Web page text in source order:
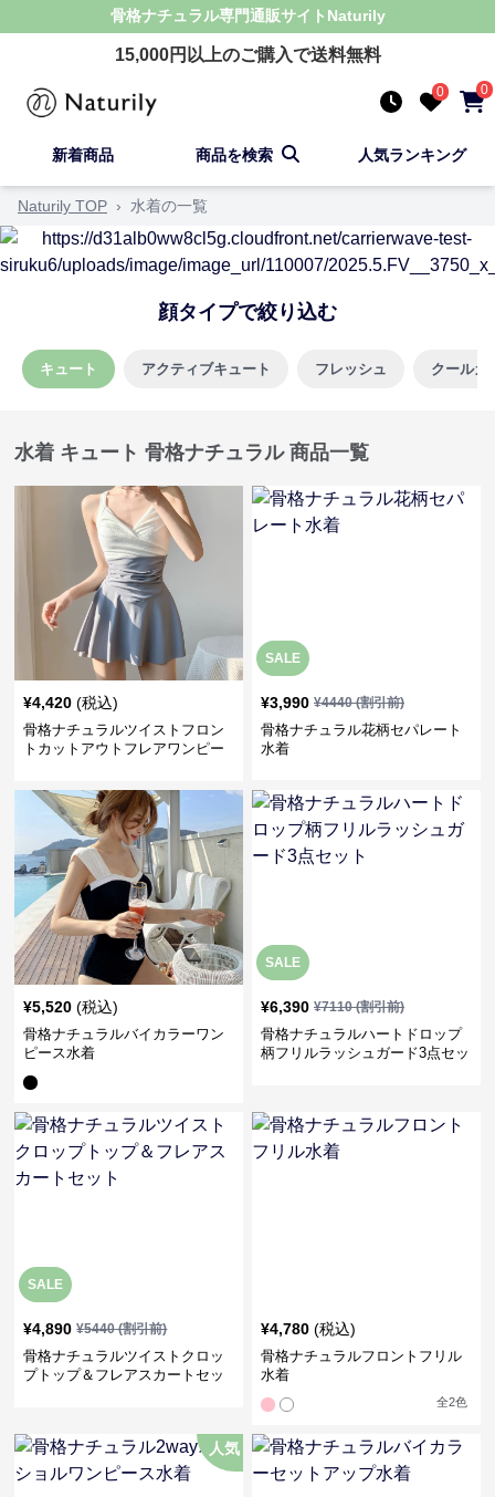
骨格ナチュラル専門通販サイト Naturily
15,000円以上のご購入で送料無料
0 0
新着商品 商品を検索 人気ランキング
Naturily TOP › 水着の一覧
顔タイプで絞り込む
キュート アクティブキュート フレッシュ クールカ
水着 キュート 骨格ナチュラル 商品一覧
¥4,420 (税込)
骨格ナチュラルツイストフロン
トカットアウトフレアワンピー
SALE
¥3,990 ¥4440(割引前)
骨格ナチュラル花柄セパレート
水着
¥5,520 (税込)
骨格ナチュラルバイカラーワン
ピース水着
SALE
¥6,390 ¥7110(割引前)
骨格ナチュラルハートドロップ
柄フリルラッシュガード3点セッ
SALE
¥4,890 ¥5440(割引前)
骨格ナチュラルツイストクロッ
プトップ＆フレアスカートセッ
¥4,780 (税込)
骨格ナチュラルフロントフリル
水着
全2色
人気